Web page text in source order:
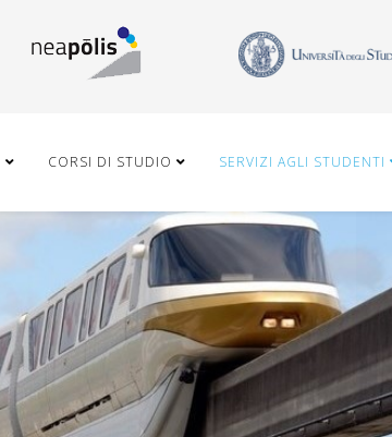
CORSI DI STUDIO SERVIZI AGLI STUDENTI